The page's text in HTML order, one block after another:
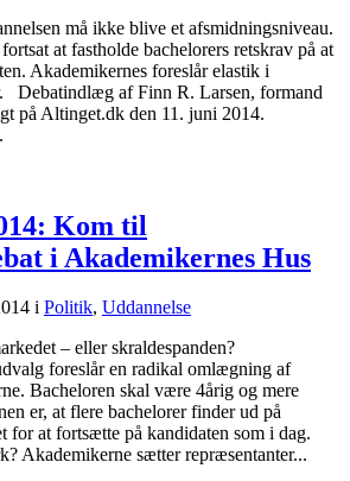
må ikke blive et afsmidningsniveau.
at fastholde bachelorers retskrav på at
Akademikernes foreslår elastik i
Debatindlæg af Finn R. Larsen, formand
på Altinget.dk den 11. juni 2014.
Kom til
i Akademikernes Hus
i Politik, Uddannelse
– eller skraldespanden?
foreslår en radikal omlægning af
Bacheloren skal være 4årig og mere
er, at flere bachelorer finder ud på
for at fortsætte på kandidaten som i dag.
Akademikerne sætter repræsentanter...